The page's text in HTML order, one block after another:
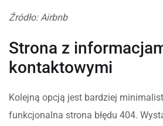
Źródło: Airbnb
Strona z
kontaktowymi
Kolejną opcją jest bardziej
funkcjonalna strona błędu 404.